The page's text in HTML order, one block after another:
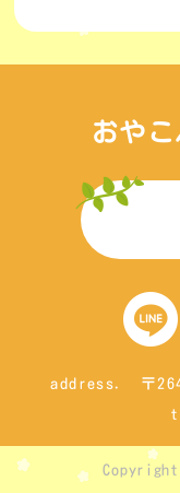
おや
address. 〒